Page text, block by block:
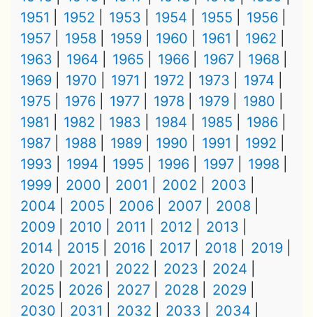
1951
1952 1953 1954 1955
1956
1957
1958 1959 1960 1961
1962
1963
1964 1965 1966 1967
1968
1969
1970 1971 1972 1973
1974
1975
1976 1977 1978 1979
1980
1981
1982 1983 1984 1985
1986
1987
1988 1989 1990 1991
1992
1993
1994 1995 1996 1997
1998
1999
2000 2001 2002
2003
2004
2005 2006 2007
2008
2009
2010 2011 2012
2013
2014
2015 2016 2017 2018
2019
2020
2021 2022 2023
2024
2025
2026 2027 2028
2029
2030
2031 2032 2033
2034